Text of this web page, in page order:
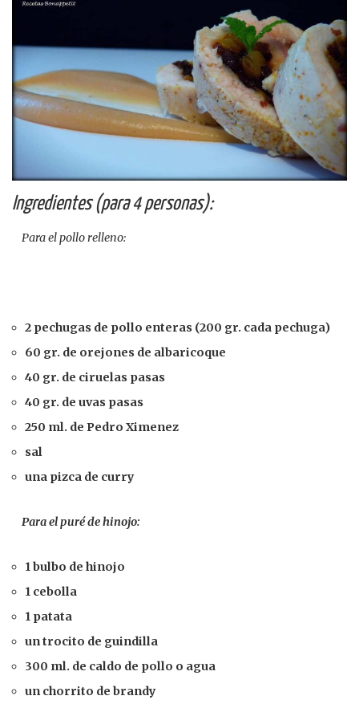
Ingredientes (para 4 personas):
Para el pollo relleno:
2 pechugas de pollo enteras (200 gr. cada pechuga)
60 gr. de orejones de albaricoque
40 gr. de ciruelas pasas
40 gr. de uvas pasas
250 ml. de Pedro Ximenez
sal
una pizca de curry
Para el puré de hinojo:
1 bulbo de hinojo
1 cebolla
1 patata
un trocito de guindilla
300 ml. de caldo de pollo o agua
un chorrito de brandy